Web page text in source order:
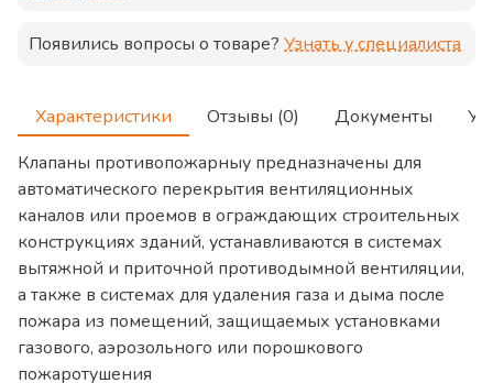
Появились вопросы о товаре? Узнать у специалиста
Характеристики Отзывы (0) Документы
Клапаны противопожарныу предназначены для
автоматического перекрытия вентиляционных
каналов или проемов в ограждающих строительных
конструкциях зданий, устанавливаются в системах
вытяжной и приточной противодымной вентиляции,
а также в системах для удаления газа и дыма после
пожара из помещений, защищаемых установками
газового, аэрозольного или порошкового
пожаротушения